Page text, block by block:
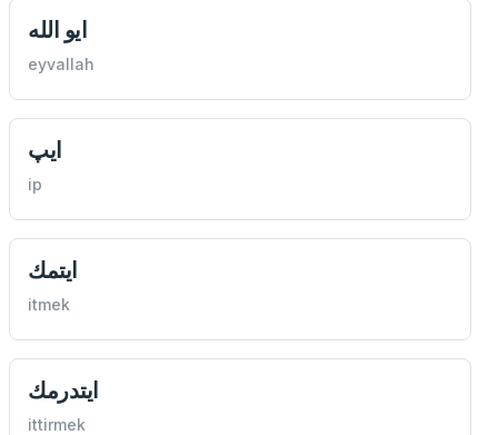
ايو الله
eyvallah
ايپ
ip
ايتمك
itmek
ايتدرمك
ittirmek